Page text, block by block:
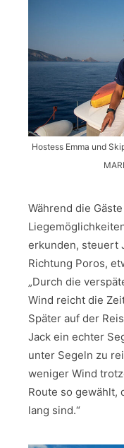
Hostess Emma und
Während die
erkunden, steuert
Richtung Poros,
„Durch die
Wind reicht die
Später auf der
Jack ein echter
unter Segeln zu
weniger Wind
Route so gewählt,
lang sind.“